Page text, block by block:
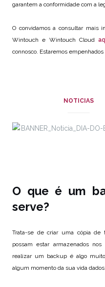
garantem a conformidade com a
O convidamos a consultar mais
Wintouch e Wintouch Cloud
connosco. Estaremos
NOTICIAS
O que é um
serve?
Trata-se de criar uma cópia
possam estar armazenados
realizar um backup é algo
algum momento da sua vida